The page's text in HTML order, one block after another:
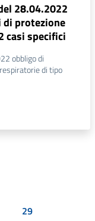
28.04.2022
protezione
casi specifici
obbligo di
di tipo
29